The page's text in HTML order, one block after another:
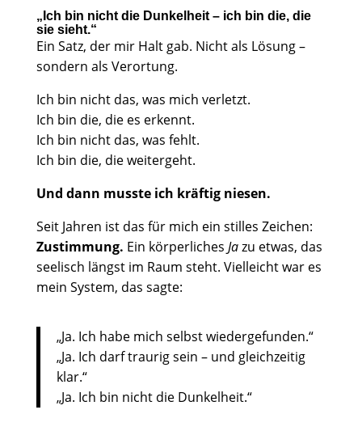
„Ich bin nicht die Dunkelheit – ich bin die, die
sie sieht.“
Ein Satz, der mir Halt gab. Nicht als Lösung –
sondern als Verortung.
Ich bin nicht das, was mich verletzt.
Ich bin die, die es erkennt.
Ich bin nicht das, was fehlt.
Ich bin die, die weitergeht.
Und dann musste ich kräftig niesen.
Seit Jahren ist das für mich ein stilles Zeichen:
Zustimmung. Ein körperliches Jazu etwas, das
seelisch längst im Raum steht. Vielleicht war es
mein System, das sagte:
„Ja. Ich habe mich selbst wiedergefunden.“
„Ja. Ich darf traurig sein – und gleichzeitig
klar.“
„Ja. Ich bin nicht die Dunkelheit.“